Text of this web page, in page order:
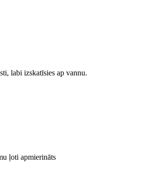
labi izskatīsies ap vannu.
ļoti apmierināts